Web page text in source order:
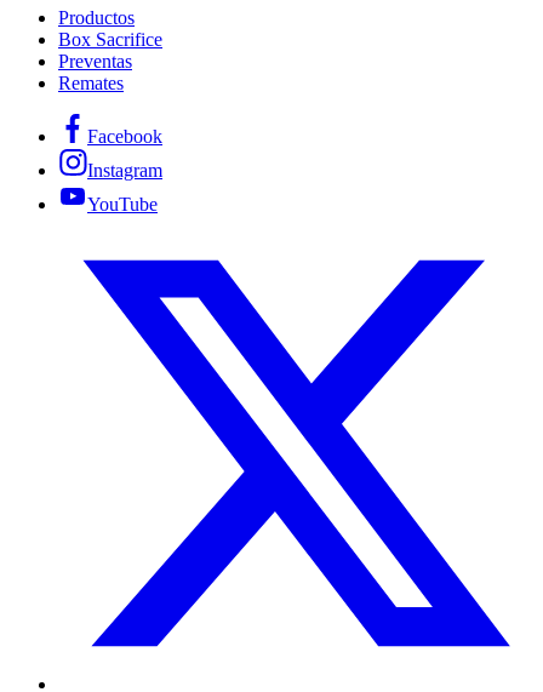
Productos
Box Sacrifice
Preventas
Remates
Facebook
Instagram
YouTube